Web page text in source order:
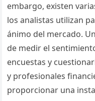
embargo, existen
los analistas utilizan
ánimo del mercado.
de medir el
encuestas y
y profesionales
proporcionar una